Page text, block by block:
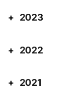
2023
2022
2021